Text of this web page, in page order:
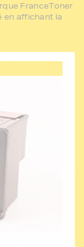
FranceToner
en affichant la